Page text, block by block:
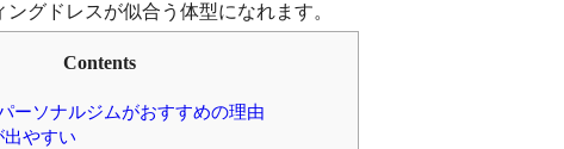
グドレスが似合う体型になれます。
Contents
ーソナルジムがおすすめの理由
やすい